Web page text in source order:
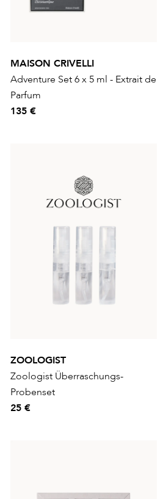
MAISON CRIVELLI
Adventure Set 6 x 5 ml - Extrait de
Parfum
135 €
ZOOLOGIST
Zoologist Überraschungs-
Probenset
25 €